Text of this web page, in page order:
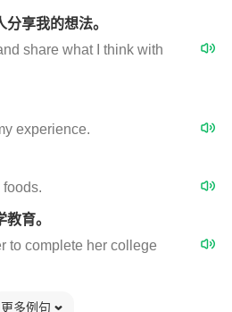
享我的想法。
share what I think with
experience.
foods.
育。
to complete her college
更多例句